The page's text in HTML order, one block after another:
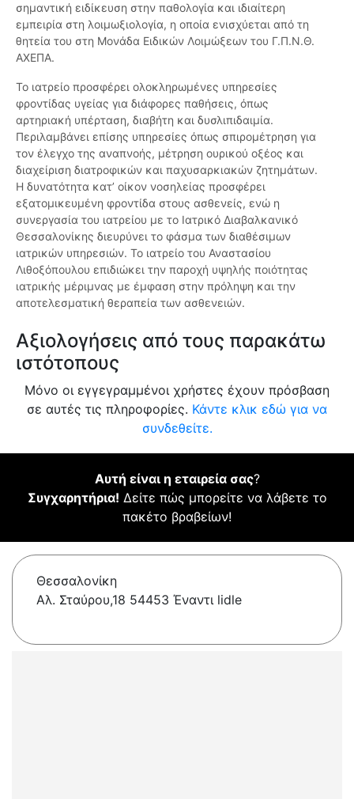
σημαντική ειδίκευση στην παθολογία και ιδιαίτερη
εμπειρία στη λοιμωξιολογία, η οποία ενισχύεται από τη
θητεία του στη Μονάδα Ειδικών Λοιμώξεων του Γ.Π.Ν.Θ.
ΑΧΕΠΑ.
Το ιατρείο προσφέρει ολοκληρωμένες υπηρεσίες
φροντίδας υγείας για διάφορες παθήσεις, όπως
αρτηριακή υπέρταση, διαβήτη και δυσλιπιδαιμία.
Περιλαμβάνει επίσης υπηρεσίες όπως σπιρομέτρηση για
τον έλεγχο της αναπνοής, μέτρηση ουρικού οξέος και
διαχείριση διατροφικών και παχυσαρκιακών ζητημάτων.
Η δυνατότητα κατ’ οίκον νοσηλείας προσφέρει
εξατομικευμένη φροντίδα στους ασθενείς, ενώ η
συνεργασία του ιατρείου με το Ιατρικό Διαβαλκανικό
Θεσσαλονίκης διευρύνει το φάσμα των διαθέσιμων
ιατρικών υπηρεσιών. Το ιατρείο του Αναστασίου
Λιθοξόπουλου επιδιώκει την παροχή υψηλής ποιότητας
ιατρικής μέριμνας με έμφαση στην πρόληψη και την
αποτελεσματική θεραπεία των ασθενειών.
Αξιολογήσεις από τους παρακάτω
ιστότοπους
Μόνο οι εγγεγραμμένοι χρήστες έχουν πρόσβαση
σε αυτές τις πληροφορίες. Κάντε κλικ εδώ για να
συνδεθείτε.
Αυτή είναι η εταιρεία σας?
Συγχαρητήρια! Δείτε πώς μπορείτε να λάβετε το
πακέτο βραβείων!
Θεσσαλονίκη
Αλ. Σταύρου,18 54453 Έναντι lidle